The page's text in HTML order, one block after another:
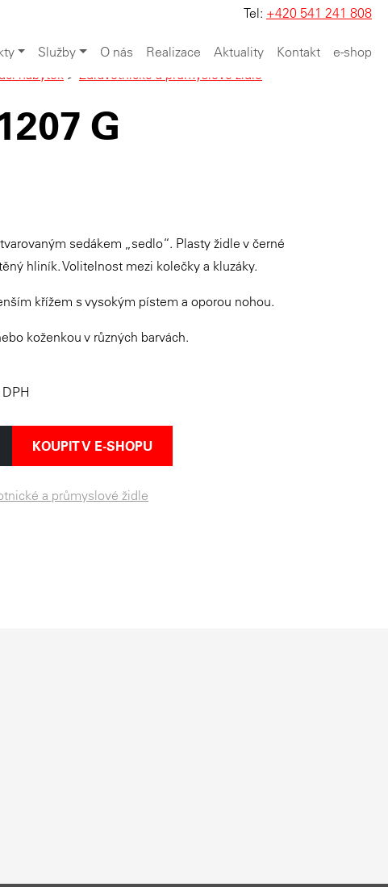
Tel: +420 541 241 808
Služby O nás Realizace Aktuality Kontakt
e-shop
nábytek > Zdravotnické a průmyslové židle
G
sedákem „sedlo“. Plasty židle v černé
hliník. Volitelnost mezi kolečky a kluzáky.
křížem s vysokým pístem a oporou nohou.
koženkou v různých barvách.
KOUPIT V E-SHOPU
a průmyslové židle